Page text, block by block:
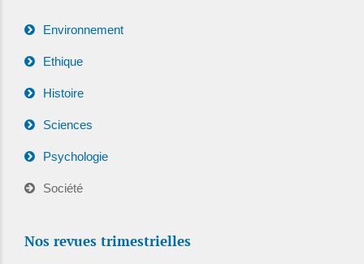
Environnement
Ethique
Histoire
Sciences
Psychologie
Société
Nos revues trimestrielles